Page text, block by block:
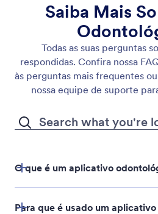
Saiba Mais
Todas as suas perguntas
respondidas. Confira nossa
às perguntas mais frequentes
nossa equipe de suporte
O que é um aplicativo
Para que é usado um